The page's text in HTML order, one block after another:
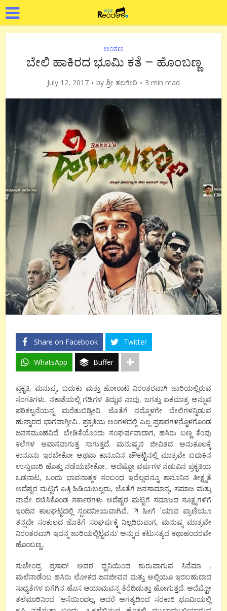
ಅಂಕಣ
ಬೇಲಿ ಹಾಕಿರದ ಭೂಮಿ ಕತೆ – ಹೊಂಬಣ್ಣ
July 12, 2017 by ಶ್ರೀ ತಲಗೇರಿ 3 min read
Share on Facebook Twitter
WhatsApp Buffer
ಪ್ರಕೃತಿ, ಮನುಷ್ಯ, ಬದುಕು ಮತ್ತು ಹೋರಾಟ ನಿರಂತರವಾಗಿ ಜಾರಿಯಲ್ಲಿರುವ
ಸಂಗತಿಗಳು. ನಕಾಶೆಯಲ್ಲಿ ಗಡಿಗಳ ತಿದ್ದುವ ನಾವು, ಜಗತ್ತು ಏಕಮಾತ್ರ ಅನ್ನುವ
ಪರಿಕಲ್ಪನೆಯನ್ನ ಮರೆತುಬಿಡ್ತೀವಿ. ಜೊತೆಗೆ ನಮ್ಮೊಳಗೇ ಬೇಲಿಗಳನ್ನಿಡುವ
ಹುನ್ನಾರದ ಭಾಗವಾಗ್ತೀವಿ.. ಪ್ರಕೃತಿಯ ಅಂಗಳದಲ್ಲಿ ಎಲ್ಲ ಪ್ರಕಾರಗಳನ್ನೊಳಗೊಂಡ
ಜನಸಮೂಹವಿದೆ. ಬೇಡಿಕೆಯೊಂದು ಸಂಘರ್ಷವಾದಾಗ, ಹಸಿರು ಬಣ್ಣ ಕೆಂಪು
ಕಲೆಗಳ ಆವಾಸವಾಗುತ್ತ ಸಾಗುತ್ತದೆ. ಮನುಷ್ಯನ ಜೀವಿತದ ಅನುಕೂಲಕ್ಕೆ
ಕಾನೂನು ಇರಬೇಕೋ ಅಥವಾ ಕಾನೂನಿನ ಚೌಕಟ್ಟಿನಲ್ಲಿ ಮಾತ್ರವೇ ಬದುಕಿನ
ಉಸ್ತುವಾರಿ ಹೊತ್ತು ನಡೆಯಬೇಕೋ.. ಅದೆಷ್ಟೋ ವರ್ಷಗಳ ನಡುವಿನ ಪ್ರಕೃತಿಯ
ಒಡನಾಟ, ಒಂದು ಭಾವನಾತ್ಮಕ ಸಂಬಂಧ ಇವೆಲ್ಲವನ್ನೂ ಕಾನೂನಿನ ತೀಕ್ಷ್ಣತೆ
ಅದೆಷ್ಟರ ಮಟ್ಟಿಗೆ ಎತ್ತಿ ಹಿಡಿಯಬಲ್ಲದು, ಜೊತೆಗೆ ಜನಸಾಮಾನ್ಯ, ಸಮಾಜ ಮತ್ತು
ನಾವೇ ರಚಿಸಿಕೊಂಡ ಸರ್ಕಾರಗಳು ಅದೆಷ್ಟರ ಮಟ್ಟಿಗೆ ಸಮಾಜದ ಸೂಕ್ಷ್ಮಗಳಿಗೆ
ಇಂದಿನ ಕಾಲಘಟ್ಟದಲ್ಲಿ ಸ್ಪಂದನೀಯವಾಗಿವೆ.. ?! ಹೀಗೆ `ಯಾವ ಪ್ರಾಣಿಯೂ
ತನ್ನದೇ ಸಂಕುಲದ ಜೊತೆಗೆ ಸಂಘರ್ಷಕ್ಕೆ ನಿಲ್ಲದಿರುವಾಗ, ಮನುಷ್ಯ ಮಾತ್ರವೇ
ನಿರಂತರವಾಗಿ ಇದನ್ನ ಜಾರಿಯಲ್ಲಿಟ್ಟವನು’ ಅನ್ನುವ ಕಟುಸತ್ಯದ ಕಥಾಹಂದರವೇ
ಹೊಂಬಣ್ಣ..
ಸುಚೇಂದ್ರ ಪ್ರಸಾದ್ ಅವರ ಧ್ವನಿಯಿಂದ ಶುರುವಾಗುವ ಸಿನೆಮಾ ,
ಮಲೆನಾಡೆಂಬ ಹಸಿರು ಲೋಕದ ಜನಜೀವನ ಮತ್ತು ಅಲ್ಲಿಯೂ ಇರಬಹುದಾದ
ಸಾಧ್ಯತೆಗಳ ಬಗೆಗಿನ ಹೊಸ ಆಯಾಮವನ್ನ ತೆರೆದಿಡುತ್ತಾ ಹೋಗುತ್ತದೆ. ಅದೆಷ್ಟೋ
ತಲೆಮಾರಿನಿಂದ `ಆಸೆಯಿಂದಲ್ಲ, ಆದರೆ ಅಗತ್ಯದಿಂದ’ ಸರಕಾರಿ ಭೂಮಿಯಲ್ಲಿ